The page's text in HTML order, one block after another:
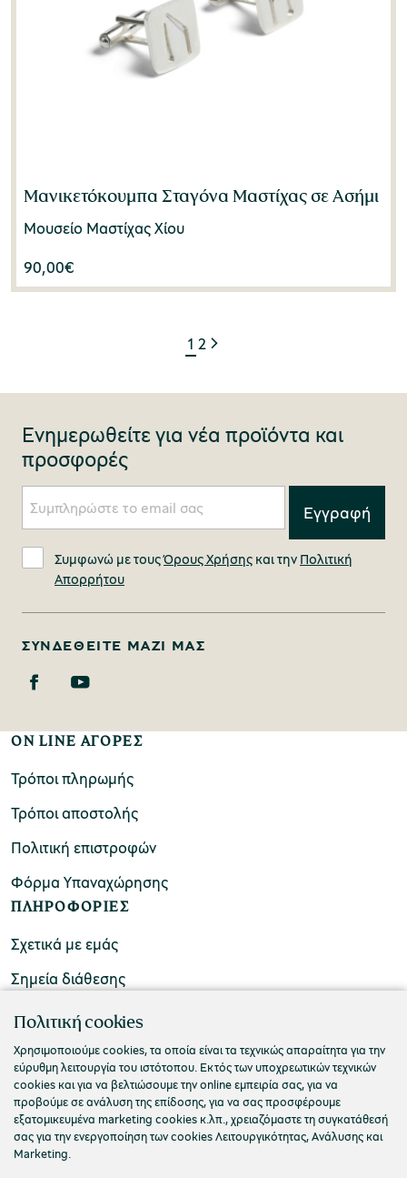
Μανικετόκουμπα Σταγόνα Μαστίχας σε Ασήμι
Μουσείο Μαστίχας Χίου
90,00€
1 2
Ενημερωθείτε για νέα προϊόντα και
προσφορές
Συμφωνώ με τουςΌρους Χρήσης και την Πολιτική
Απορρήτου
ΣΥΝΔΕΘΕΊΤΕ ΜΑΖΊ ΜΑΣ
ON LINE ΑΓΟΡΕΣ
Τρόποι πληρωμής
Τρόποι αποστολής
Πολιτική επιστροφών
Φόρμα Υπαναχώρησης
ΠΛΗΡΟΦΟΡΙΕΣ
Σχετικά με εμάς
Σημεία διάθεσης
Συχνές ερωτήσεις
Επικοινωνήστε μαζί μας
Πολιτική cookies
Χρησιμοποιούμε cookies, τα οποία είναι τα τεχνικώς απαραίτητα για την
εύρυθμη λειτουργία του ιστότοπου. Εκτός των υποχρεωτικών τεχνικών
cookies και για να βελτιώσουμε την online εμπειρία σας, για να
προβούμε σε ανάλυση της επίδοσης, για να σας προσφέρουμε
εξατομικευμένα marketing cookies κ.λπ., χρειαζόμαστε τη συγκατάθεσή
σας για την ενεργοποίηση των cookies Λειτουργικότητας, Ανάλυσης και
Marketing.